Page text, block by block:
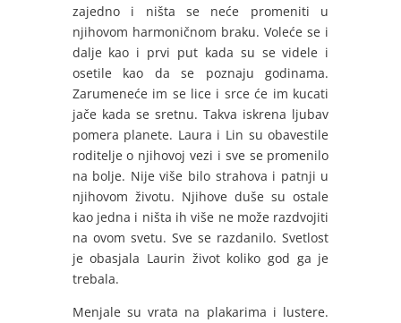
zajedno i ništa se neće promeniti u
njihovom harmoničnom braku. Voleće se i
dalje kao i prvi put kada su se videle i
osetile kao da se poznaju godinama.
Zarumeneće im se lice i srce će im kucati
jače kada se sretnu. Takva iskrena ljubav
pomera planete. Laura i Lin su obavestile
roditelje o njihovoj vezi i sve se promenilo
na bolje. Nije više bilo strahova i patnji u
njihovom životu. Njihove duše su ostale
kao jedna i ništa ih više ne može razdvojiti
na ovom svetu. Sve se razdanilo. Svetlost
je obasjala Laurin život koliko god ga je
trebala.
Menjale su vrata na plakarima i lustere.